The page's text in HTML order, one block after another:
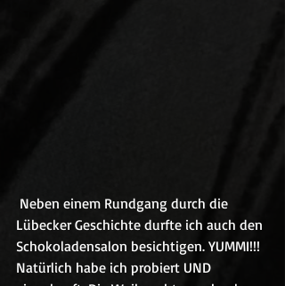
Lübecker Geschichte durfte ich auch den
Schokoladensalon besichtigen. YUMMI!!!
Natürlich habe ich probiert UND